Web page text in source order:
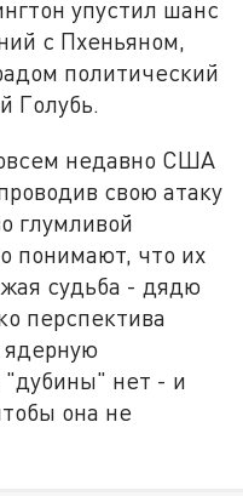
упустил шанс
с Пхеньяном,
политический
Голубь.
недавно США
свою атаку
глумливой
понимают, что их
судьба - дядю
перспектива
"дубины" нет - и
она не